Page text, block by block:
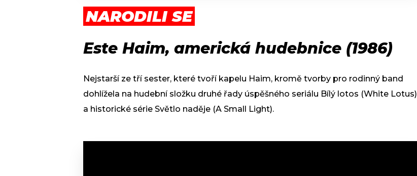
NARODILI SE
Este Haim, americká hudebnice (1986)
Nejstarší ze tří sester, které tvoří kapelu Haim, kromě tvorby pro rodinný band
dohlížela na hudební složku druhé řady úspěšného seriálu Bílý lotos (White Lotus)
a historické série Světlo naděje (A Small Light).